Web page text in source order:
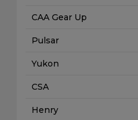
CAA Gear Up
Pulsar
Yukon
CSA
Henry